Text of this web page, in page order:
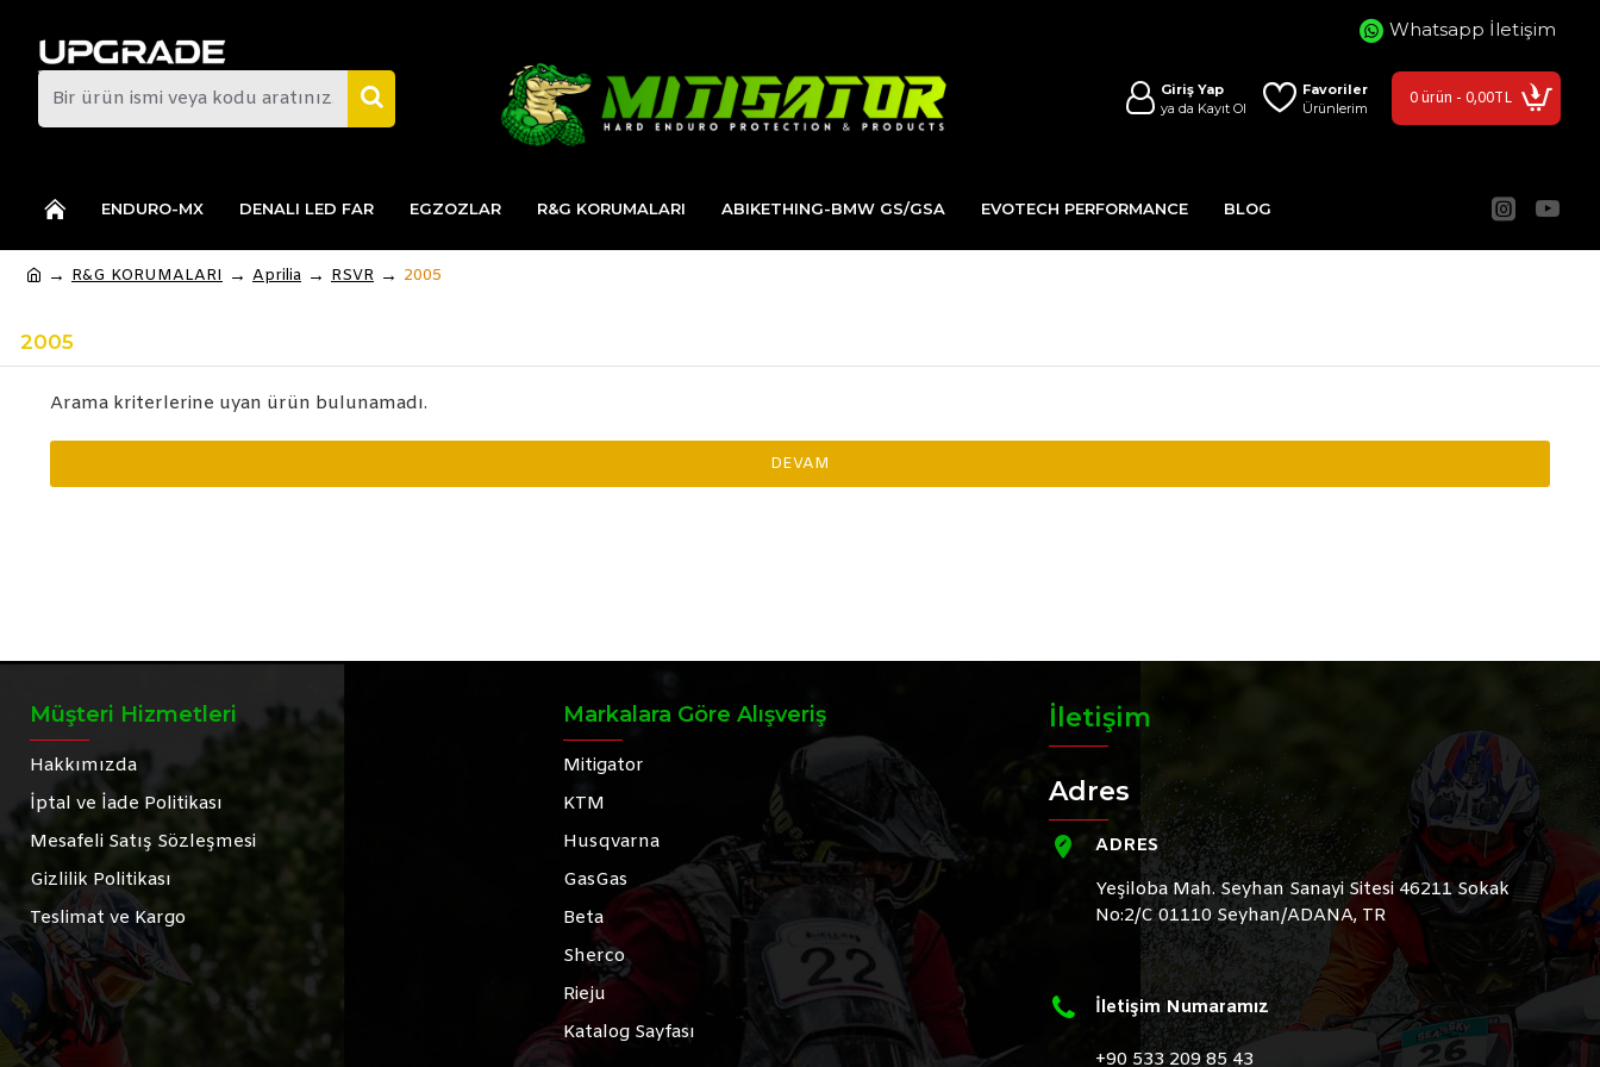
Whatsapp İletişim
Giriş Yap
ya da Kayıt Ol
Favoriler
Ürünlerim
0 ürün - 0,00TL
ENDURO-MX DENALI LED FAR EGZOZLAR R&G KORUMALARI ABIKETHING-BMW GS/GSA EVOTECH PERFORMANCE BLOG
R&G KORUMALARI Aprilia RSVR 2005
2005
Arama kriterlerine uyan ürün bulunamadı.
DEVAM
Müşteri Hizmetleri
Hakkımızda
İptal ve İade Politikası
Mesafeli Satış Sözleşmesi
Gizlilik Politikası
Teslimat ve Kargo
Markalara Göre Alışveriş
Mitigator
KTM
Husqvarna
GasGas
Beta
Sherco
Rieju
Katalog Sayfası
İletişim
Adres
ADRES
Yeşiloba Mah. Seyhan Sanayi Sitesi 46211 Sokak
No:2/C 01110 Seyhan/ADANA, TR
İletişim Numaramız
+90 533 209 85 43